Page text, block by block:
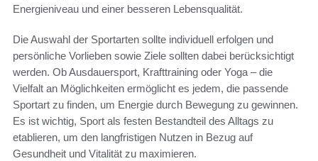
Energieniveau und einer besseren Lebensqualität.
Die Auswahl der Sportarten sollte individuell erfolgen und
persönliche Vorlieben sowie Ziele sollten dabei berücksichtigt
werden. Ob Ausdauersport, Krafttraining oder Yoga – die
Vielfalt an Möglichkeiten ermöglicht es jedem, die passende
Sportart zu finden, um Energie durch Bewegung zu gewinnen.
Es ist wichtig, Sport als festen Bestandteil des Alltags zu
etablieren, um den langfristigen Nutzen in Bezug auf
Gesundheit und Vitalität zu maximieren.